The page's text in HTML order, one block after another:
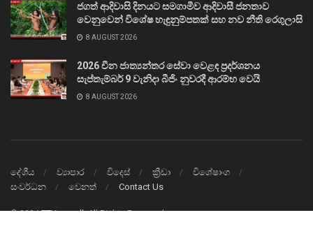
ජගත් ආදිවාසි දිනයට සමගාමීව ආදිවාසී ජනතාව
වෙනුවෙන් විශේෂ හැඳුනුම්පතක් සහ නව නීති රෙගුලාසි
8 AUGUST 2026
2026 චීන ජාත්‍යන්තර සේවා වෙළඳ ප්‍රදර්ශනය
සැප්තැම්බර් 9 වැනිදා බීජිං නුවරදී ආරම්භ වෙයි
8 AUGUST 2026
දේශීය ව්‍යාපාර විදෙස් ක්‍රීඩා
විශේෂාංග
සංවර්ධන
වෙනත් Contact Us
© 2024TTVnews.lkAll Rights Reserved